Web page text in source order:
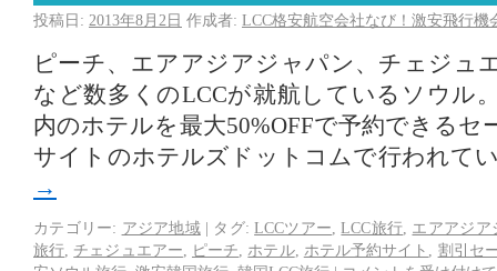
投稿日: 2013年8月2日 作成者: LCC格安航空会社なび！激安飛行機
ピーチ、エアアジアジャパン、チェジュ
など数多くのLCCが就航しているソウル
内のホテルを最大50%OFFで予約できるセ
サイトのホテルズドットコムで行われて
→
カテゴリー: アジア地域 | タグ: LCCツアー ,LCC旅行 エアアジア
旅行 チェジュエアー ピーチ ホテル, ホテル予約サイト
割引セ